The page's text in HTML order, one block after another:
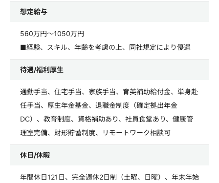
想定給与
560万円～1050万円
■経験、スキル、年齢を考慮の上、同社規定により優遇
待遇/福利厚生
通勤手当、住宅手当、家族手当、育英補助給付金、単身赴
任手当、厚生年金基金、退職金制度（確定拠出年金
DC）、教育制度、資格補助あり、社員食堂あり、健康管
理室完備、財形貯蓄制度、リモートワーク相談可
休日/休暇
年間休日121日、完全週休2日制（土曜、日曜）、年末年始